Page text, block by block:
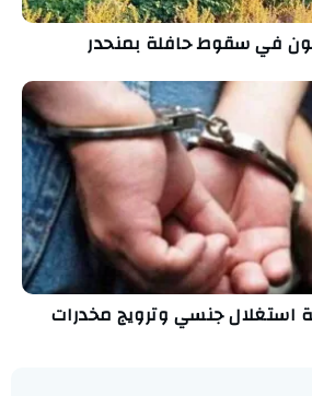
في سقوط حافلة بمنحدر
جنسي وترويج مخدرات